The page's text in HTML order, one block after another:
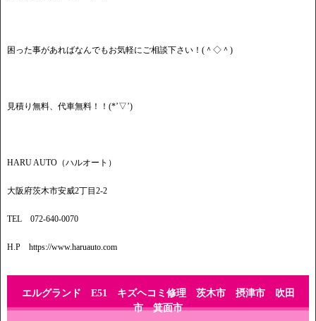
困った事があればなんでもお気軽にご相談下さい！(＾◇＾)
見積り無料、代車無料！！(*’▽’)
HARU AUTO（ハルオート）
大阪府茨木市安威2丁目2-2
TEL 072-640-0070
H.P https://www.haruauto.com
エルグランド E51 キズヘコミ修理 茨木市 摂津市 吹田
市 箕面市